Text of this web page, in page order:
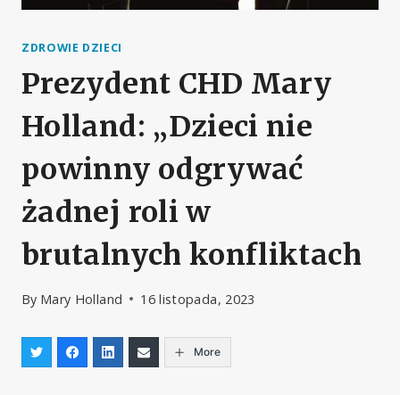
ZDROWIE DZIECI
Prezydent CHD Mary
Holland: „Dzieci nie
powinny odgrywać
żadnej roli w
brutalnych konfliktach
By Mary Holland 16 listopada, 2023
More